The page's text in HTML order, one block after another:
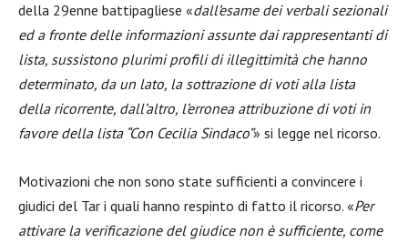
della 29enne battipagliese «dall’esame dei verbali sezionali
ed a fronte delle informazioni assunte dai rappresentanti di
lista, sussistono plurimi profili di illegittimità che hanno
determinato, da un lato, la sottrazione di voti alla lista
della ricorrente, dall’altro, l’erronea attribuzione di voti in
favore della lista “Con Cecilia Sindaco”» si legge nel ricorso.
Motivazioni che non sono state sufficienti a convincere i
giudici del Tar i quali hanno respinto di fatto il ricorso. «Per
attivare la verificazione del giudice non è sufficiente, come